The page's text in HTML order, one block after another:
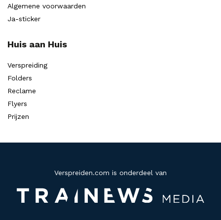
Algemene voorwaarden
Ja-sticker
Huis aan Huis
Verspreiding
Folders
Reclame
Flyers
Prijzen
Verspreiden.com is onderdeel van